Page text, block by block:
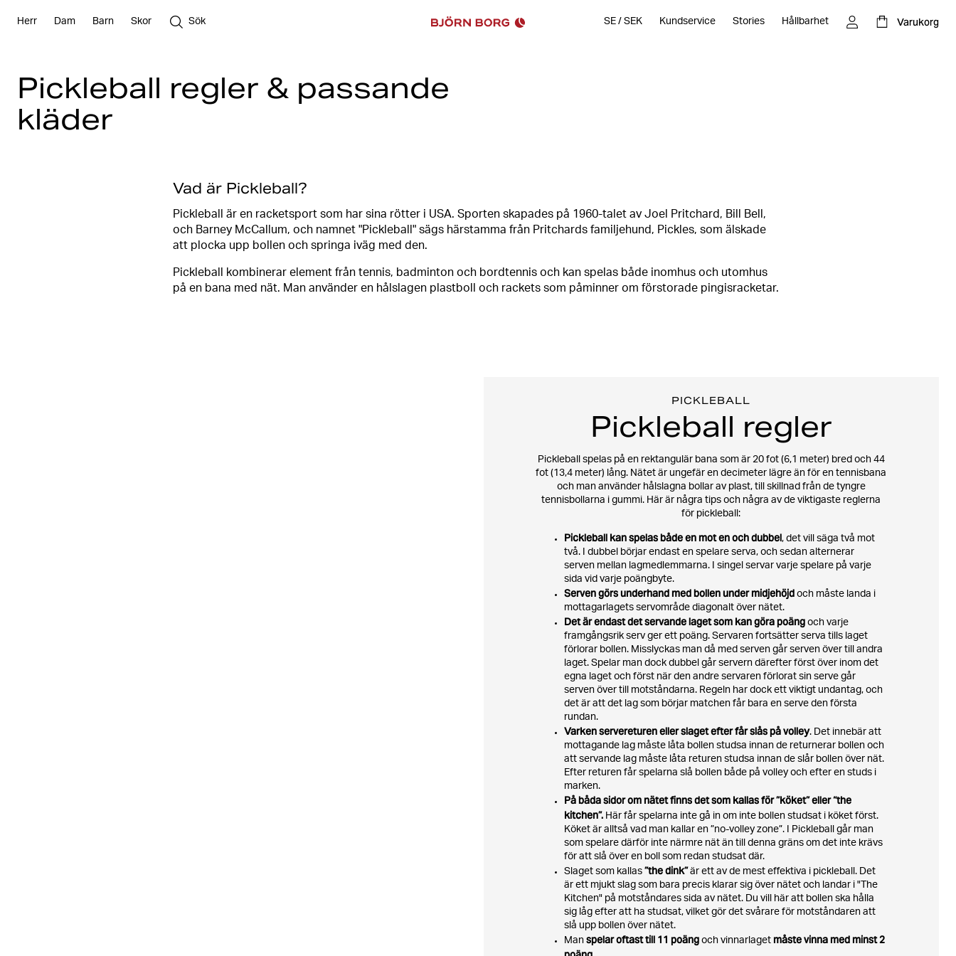
Herr Dam Barn Skor Sök SE / SEK Kundservice Stories Hållbarhet Varukorg
Pickleball regler & passande
kläder
Vad är Pickleball?
Pickleball är en racketsport som har sina rötter i USA. Sporten skapades på 1960-talet av Joel Pritchard, Bill Bell,
och Barney McCallum, och namnet "Pickleball" sägs härstamma från Pritchards familjehund, Pickles, som älskade
att plocka upp bollen och springa iväg med den.
Pickleball kombinerar element från tennis, badminton och bordtennis och kan spelas både inomhus och utomhus
på en bana med nät. Man använder en hålslagen plastboll och rackets som påminner om förstorade pingisracketar.
PICKLEBALL
Pickleball regler
Pickleball spelas på en rektangulär bana som är 20 fot (6,1 meter) bred och 44
fot (13,4 meter) lång. Nätet är ungefär en decimeter lägre än för en tennisbana
och man använder hålslagna bollar av plast, till skillnad från de tyngre
tennisbollarna i gummi. Här är några tips och några av de viktigaste reglerna
för pickleball:
Pickleball kan spelas både en mot en och dubbel, det vill säga två mot
två. I dubbel börjar endast en spelare serva, och sedan alternerar
serven mellan lagmedlemmarna. I singel servar varje spelare på varje
sida vid varje poängbyte.
Serven görs underhand med bollen under midjehöjd och måste landa i
mottagarlagets servområde diagonalt över nätet.
Det är endast det servande laget som kan göra poäng och varje
framgångsrik serv ger ett poäng. Servaren fortsätter serva tills laget
förlorar bollen. Misslyckas man då med serven går serven över till andra
laget. Spelar man dock dubbel går servern därefter först över inom det
egna laget och först när den andre servaren förlorat sin serve går
serven över till motståndarna. Regeln har dock ett viktigt undantag, och
det är att det lag som börjar matchen får bara en serve den första
rundan.
Varken servereturen eller slaget efter får slås på volley. Det innebär att
mottagande lag måste låta bollen studsa innan de returnerar bollen och
att servande lag måste låta returen studsa innan de slår bollen över nät.
Efter returen får spelarna slå bollen både på volley och efter en studs i
marken.
På båda sidor om nätet finns det som kallas för ”köket” eller “the
kitchen”. Här får spelarna inte gå in om inte bollen studsat i köket först.
Köket är alltså vad man kallar en ”no-volley zone”. I Pickleball går man
som spelare därför inte närmre nät än till denna gräns om det inte krävs
för att slå över en boll som redan studsat där.
Slaget som kallas”the dink”är ett av de mest effektiva i pickleball. Det
är ett mjukt slag som bara precis klarar sig över nätet och landar i "The
Kitchen" på motståndares sida av nätet. Du vill här att bollen ska hålla
sig låg efter att ha studsat, vilket gör det svårare för motståndaren att
slå upp bollen över nätet.
Manspelar oftast till 11 poäng och vinnarlaget måste vinna med minst 2